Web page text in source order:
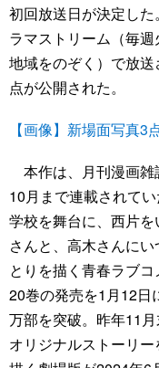
初回放送日が決定し
ラマストリーム（毎
地域をのぞく）で放
点が公開された。
【画像】新場面写真3
本作は、月刊漫画雑
10月まで連載されて
学校を舞台に、西片
さんと、高木さんに
とりを描く青春ラブ
20巻の発売を1月12日
万部を突破。昨年11
オリジナルストーリー